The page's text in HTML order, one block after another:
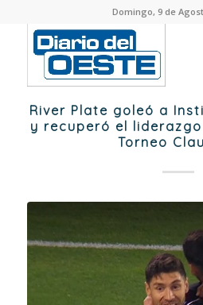
Domingo, 9 de
River Plate goleó a
y recuperó el
Torneo